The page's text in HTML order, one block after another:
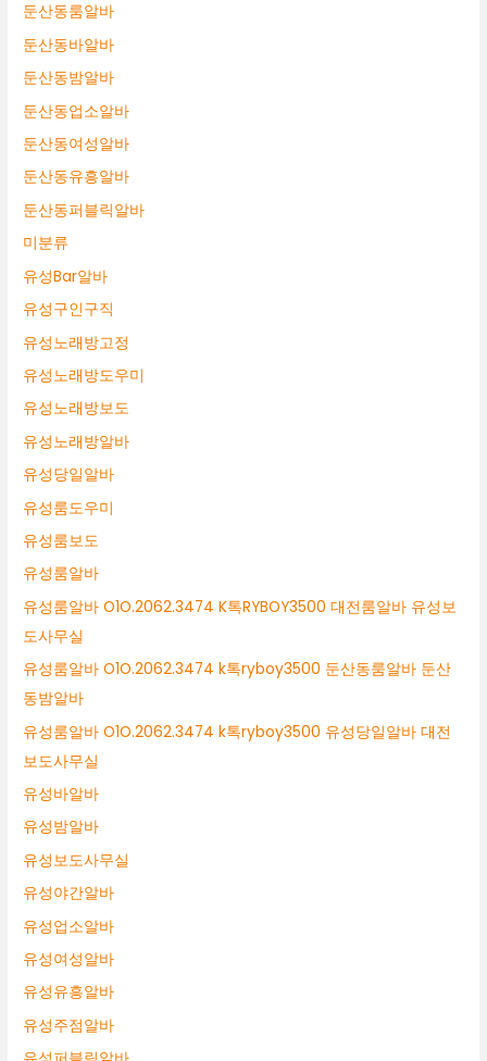
둔산동룸알바
둔산동바알바
둔산동밤알바
둔산동업소알바
둔산동여성알바
둔산동유흥알바
둔산동퍼블릭알바
미분류
유성Bar알바
유성구인구직
유성노래방고정
유성노래방도우미
유성노래방보도
유성노래방알바
유성당일알바
유성룸도우미
유성룸보도
유성룸알바
유성룸알바 O1O.2062.3474 K톡RYBOY3500 대전룸알바 유성보
도사무실
유성룸알바 O1O.2062.3474 k톡ryboy3500 둔산동룸알바 둔산
동밤알바
유성룸알바 O1O.2062.3474 k톡ryboy3500 유성당일알바 대전
보도사무실
유성바알바
유성밤알바
유성보도사무실
유성야간알바
유성업소알바
유성여성알바
유성유흥알바
유성주점알바